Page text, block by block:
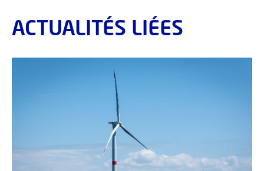
ACTUALITÉS LIÉES